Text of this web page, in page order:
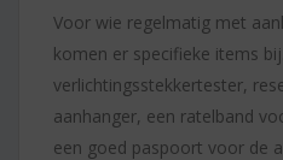
Voor wie regelmatig met
komen er specifieke items
verlichtingsstekkertester,
aanhanger, een ratelband
een goed paspoort voor de